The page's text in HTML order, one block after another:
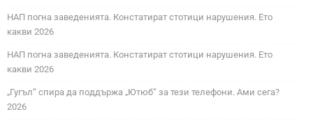
НАП погна заведенията. Констатират стотици нарушения. Ето
какви 2026
НАП погна заведенията. Констатират стотици нарушения. Ето
какви 2026
„Гугъл“ спира да поддържа „Ютюб“ за тези телефони. Ами сега?
2026